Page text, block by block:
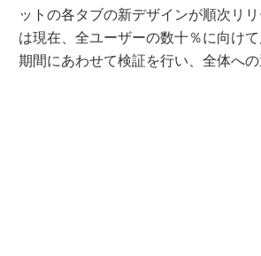
ットの各タブの新デザインが順次リ
は現在、全ユーザーの数十％に向け
期間にあわせて検証を行い、全体へ